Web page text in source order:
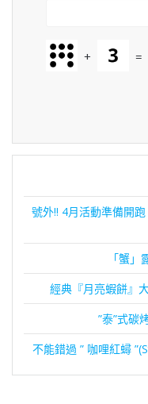
+ =
號外!! 4月活動準備開
「蟹
經典『月亮蝦餅』
”泰”式碳
不能錯過 ” 咖哩紅蟳